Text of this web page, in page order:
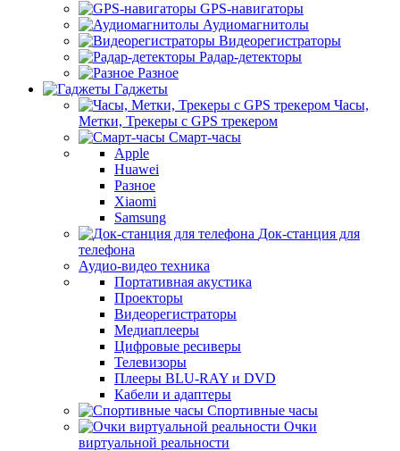
GPS-навигаторы
Аудиомагнитолы
Видеорегистраторы
Радар-детекторы
Разное
Гаджеты
Часы,
Метки, Трекеры с GPS трекером
Смарт-часы
Apple
Huawei
Разное
Xiaomi
Samsung
Док-станция для
телефона
Аудио-видео техника
Портативная акустика
Проекторы
Видеорегистраторы
Медиаплееры
Цифровые ресиверы
Телевизоры
Плееры BLU-RAY и DVD
Кабели и адаптеры
Спортивные часы
Очки
виртуальной реальности